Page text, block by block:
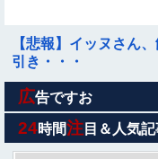
【悲報】イッヌさん
引き・・・
ヌーディストビーチ
て男が勃起する前に
【悲報】任天堂キッ
広告ですお
24時間注 目＆人気